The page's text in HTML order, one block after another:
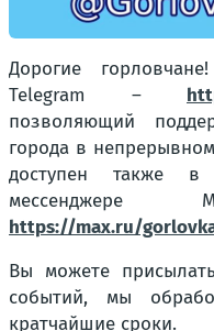
Дорогие
Telegram –
позволяющий
города в
доступен также в
https://max.ru/
Вы можете
событий, мы
кратчайшие сроки.